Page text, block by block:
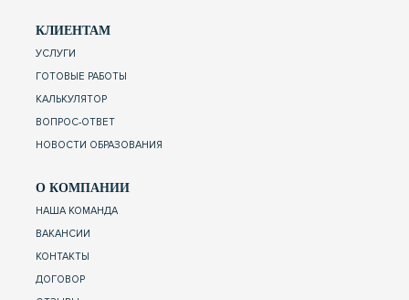
КЛИЕНТАМ
УСЛУГИ
ГОТОВЫЕ РАБОТЫ
КАЛЬКУЛЯТОР
ВОПРОС-ОТВЕТ
НОВОСТИ ОБРАЗОВАНИЯ
О КОМПАНИИ
НАША КОМАНДА
ВАКАНСИИ
КОНТАКТЫ
ДОГОВОР